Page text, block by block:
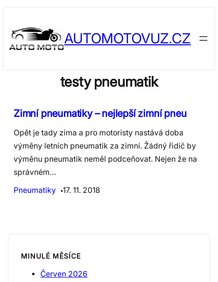
content
AUTOMOTOVUZ.CZ
testy pneumatik
Zimní pneumatiky – nejlepší zimní pneu
Opět je tady zima a pro motoristy nastává doba
výměny letních pneumatik za zimní. Žádný řidič by
výměnu pneumatik neměl podceňovat. Nejen že na
správném…
Pneumatiky
17. 11. 2018
MINULÉ MĚSÍCE
Červen 2026